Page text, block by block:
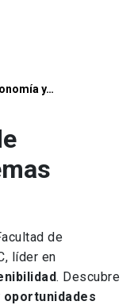
y…
de
líder en
. Descubre